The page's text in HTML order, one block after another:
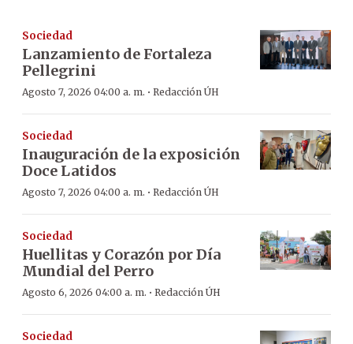
Sociedad
Lanzamiento de Fortaleza
Pellegrini
Agosto 7, 2026 04:00 a. m. · Redacción ÚH
Sociedad
Inauguración de la exposición
Doce Latidos
Agosto 7, 2026 04:00 a. m. · Redacción ÚH
Sociedad
Huellitas y Corazón por Día
Mundial del Perro
Agosto 6, 2026 04:00 a. m. · Redacción ÚH
Sociedad